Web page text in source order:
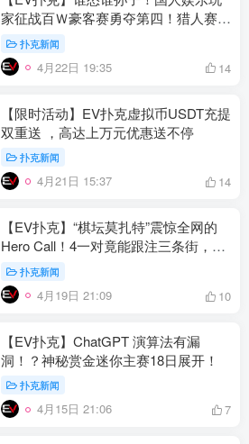
家征战百Ｗ豪客赛勇夺第四！猎人赛
JP大奖势不可挡
扑克新闻
4月22日 19:35 14
【限时活动】EV扑克虚拟币USDT充提
双重送 ，高达上万元优惠送不停
扑克新闻
4月21日 15:37 14
【EV扑克】“棋坛莫扎特”震惊全网的
Hero Call！4一对竟能跟注三条街，打
出极限价值
扑克新闻
4月19日 21:09 10
【EV扑克】ChatGPT 演算法有漏
洞！？神秘赏金迷你主赛18日展开！
扑克新闻
4月15日 21:06 7